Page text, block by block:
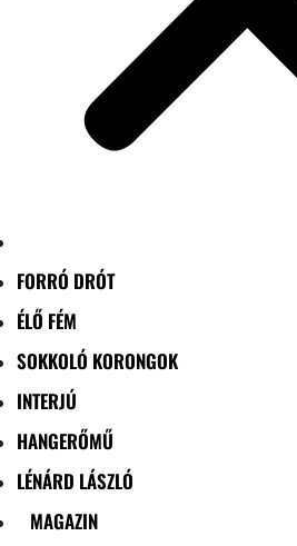
FORRÓ DRÓT
ÉLŐ FÉM
SOKKOLÓ KORONGOK
INTERJÚ
HANGERŐMŰ
LÉNÁRD LÁSZLÓ
MAGAZIN